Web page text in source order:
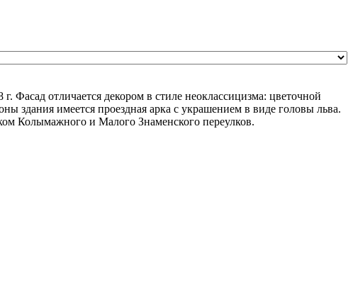
Фасад отличается декором в стиле неоклассицизма: цветочной
здания имеется проездная арка с украшением в виде головы льва.
Колымажного и Малого Знаменского переулков.